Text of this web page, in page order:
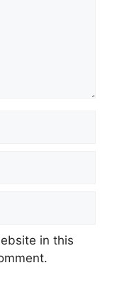
in this